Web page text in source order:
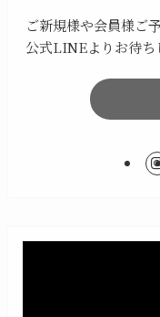
ご新規様や会員様ご
公式LINEよりお待ち